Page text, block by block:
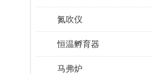
氮吹仪
恒温孵育器
马弗炉